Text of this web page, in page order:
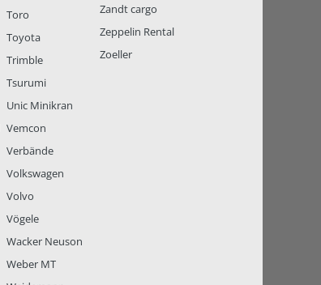
Toro
Toyota
Trimble
Tsurumi
Unic Minikran
Vemcon
Verbände
Volkswagen
Volvo
Vögele
Wacker Neuson
Weber MT
Zandt cargo
Zeppelin Rental
Zoeller